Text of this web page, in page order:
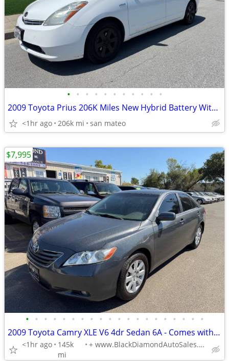
• • • • • • • • • • •
2009 Toyota Prius 206K Miles New Hybrid Battery With Warranty
<1hr ago 206k mi san mateo
• • • • • • • • • • • • • • • • • • • •
2009 Toyota Camry XLE V6 4dr Sedan 6A - Comes with Warranty!
<1hr ago
145k
mi
+ www.BlackDiamondAutoSales.com
$7,995